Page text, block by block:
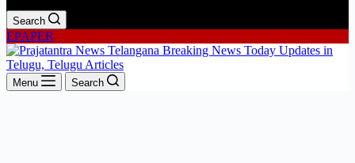
Search
EPAPER
Menu Search